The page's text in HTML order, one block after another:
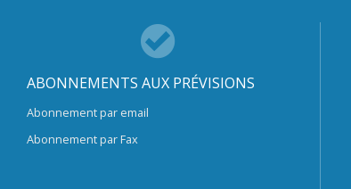
ABONNEMENTS AUX PRÉVISIONS
Abonnement par email
Abonnement par Fax